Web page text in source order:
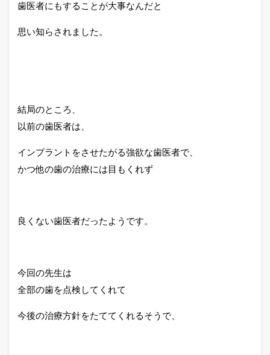
歯医者にもすることが大事なんだと
思い知らされました。
結局のところ、
以前の歯医者は、
インプラントをさせたがる強欲な歯医者で、
かつ他の歯の治療には目もくれず
良くない歯医者だったようです。
今回の先生は
全部の歯を点検してくれて
今後の治療方針をたててくれるそうで、